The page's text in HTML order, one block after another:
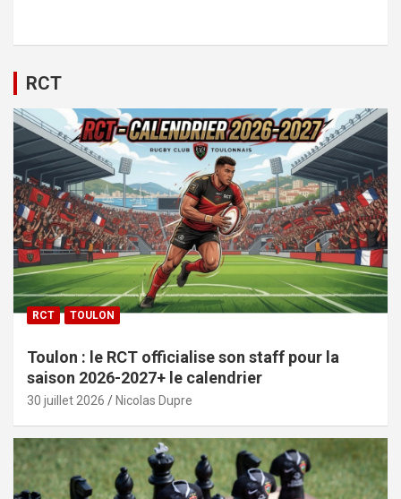
RCT
RCT TOULON
Toulon : le RCT officialise son staff pour la
saison 2026-2027+ le calendrier
30 juillet 2026 Nicolas Dupre